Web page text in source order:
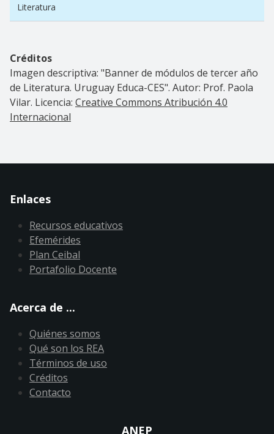
Literatura
Créditos
Imagen descriptiva: "Banner de módulos de tercer año
de Literatura. Uruguay Educa-CES". Autor: Prof. Paola
Vilar. Licencia: Creative Commons Atribución 4.0
Internacional
Enlaces
Recursos educativos
Efemérides
Plan Ceibal
Portafolio Docente
Acerca de ...
Quiénes somos
Qué son los REA
Términos de uso
Créditos
Contacto
ANEP